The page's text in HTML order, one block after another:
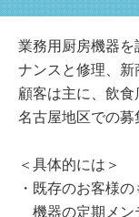
業務用厨房機器
ナンスと修理、新
顧客は主に、飲食
名古屋地区での募
＜具体的には＞
・既存のお客様の
機器の定期メン